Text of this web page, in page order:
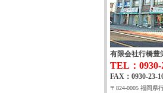
有限会社行橋豊
TEL：0930-
FAX：0930-23-
〒824-0005 福岡県